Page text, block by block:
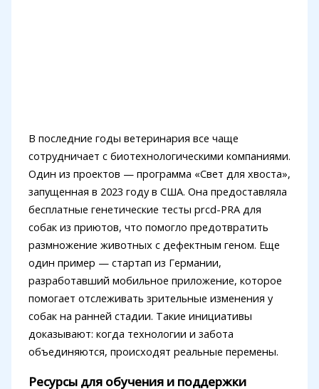
В последние годы ветеринария все чаще
сотрудничает с биотехнологическими компаниями.
Один из проектов — программа «Свет для хвоста»,
запущенная в 2023 году в США. Она предоставляла
бесплатные генетические тесты prcd-PRA для
собак из приютов, что помогло предотвратить
размножение животных с дефектным геном. Еще
один пример — стартап из Германии,
разработавший мобильное приложение, которое
помогает отслеживать зрительные изменения у
собак на ранней стадии. Такие инициативы
доказывают: когда технологии и забота
объединяются, происходят реальные перемены.
Ресурсы для обучения и поддержки